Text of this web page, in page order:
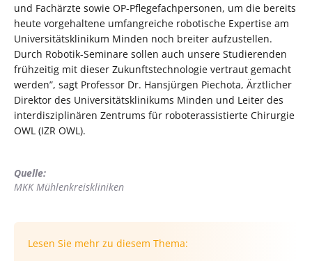
und Fachärzte sowie OP-Pflegefachpersonen, um die bereits
heute vorgehaltene umfangreiche robotische Expertise am
Universitätsklinikum Minden noch breiter aufzustellen.
Durch Robotik-Seminare sollen auch unsere Studierenden
frühzeitig mit dieser Zukunftstechnologie vertraut gemacht
werden”, sagt Professor Dr. Hansjürgen Piechota, Ärztlicher
Direktor des Universitätsklinikums Minden und Leiter des
interdisziplinären Zentrums für roboterassistierte Chirurgie
OWL (IZR OWL).
Quelle:
MKK Mühlenkreiskliniken
Lesen Sie mehr zu diesem Thema: